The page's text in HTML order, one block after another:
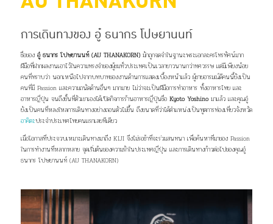
การเดินทางของ อู๋ ธนากร โปษยานนท์
ชื่อของ อู๋ ธนากร โปษยานนท์ (AU THANAKORN)มักถูกจดจำในฐานะพระเอกละครโทรทัศน์มาก
ฝีมือที่ฝากผลงานเอาไว้ในความทรงจำของผู้ชมทั่วประเทศเป็นเวลายาวนานกว่าทศวรรษ แต่มีเพียงน้อย
คนที่ทราบว่า นอกเหนือไปจากบทบาทของงานด้านการแสดงเบื้องหน้าแล้ว ผู้ชายอารมณ์ดีคนนี้ยังเป็น
คนที่มี Passion และความถนัดด้านอื่นๆ มากมาย ไม่ว่าจะเป็นฝีมือการทำอาหาร ทั้งอาหารไทย และ
อาหารญี่ปุ่น จนถึงขั้นที่ตัวเขาเองได้เปิดกิจการร้านอาหารญี่ปุ่นชื่อ Kyoto Yoshinoมาแล้ว และคุณอู๋
ยังเป็นคนที่หลงใหลการเดินทางอย่างถอนตัวไม่ขึ้น ถึงขนาดที่ว่าได้ตำแหน่งเป็นทูตการท่องเที่ยวจังหวัด
อาคิตะประจำประเทศไทยคนแรกเลยทีเดียว
เมื่อโอกาสที่ประจวบเหมาะเดินทางมาถึง KIJI จึงไม่รอช้าที่จะร่วมสนทนา เพื่อค้นหาที่มาของ Passion
ในการทำงานที่หลากหลาย จุดเริ่มต้นของความรักในประเทศญี่ปุ่น และการเดินทางก้าวต่อไปของคุณอู๋
ธนากร โปษยานนท์ (AU THANAKORN)